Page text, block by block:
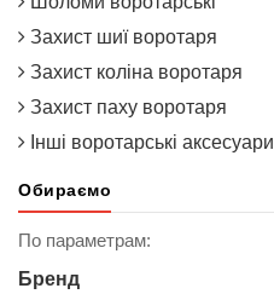
Захист шиї воротаря
Захист коліна воротаря
Захист паху воротаря
Інші воротарські аксесуари
Обираємо
По параметрам:
Бренд